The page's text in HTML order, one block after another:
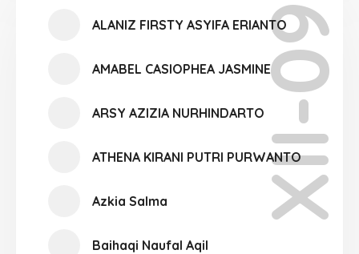
XII-09
ALANIZ FIRSTY ASYIFA ERIANTO
AMABEL CASIOPHEA JASMINE
ARSY AZIZIA NURHINDARTO
ATHENA KIRANI PUTRI PURWANTO
Azkia Salma
Baihaqi Naufal Aqil